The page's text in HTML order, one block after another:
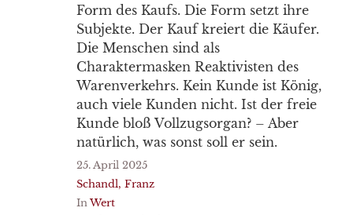
Form des Kaufs. Die Form setzt ihre
Subjekte. Der Kauf kreiert die Käufer.
Die Menschen sind als
Charaktermasken Reaktivisten des
Warenverkehrs. Kein Kunde ist König,
auch viele Kunden nicht. Ist der freie
Kunde bloß Vollzugsorgan? – Aber
natürlich, was sonst soll er sein.
25. April 2025
Schandl, Franz
InWert